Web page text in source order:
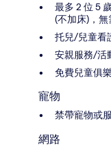
最多 2 位 5
(不加床)，
托兒/兒童看
安親服務/活
免費兒童俱
寵物
禁帶寵物或
網路